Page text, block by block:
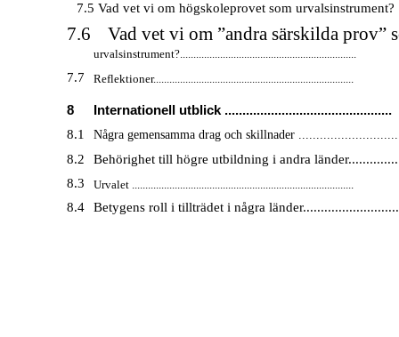
7.5 Vad vet vi om högskoleprovet som urvalsinstrument?
7.6 Vad vet vi om ”andra särskilda prov”
urvalsinstrument?..................................................................
7.7 Reflektioner...........................................................................
8 Internationell utblick ...............................................
8.1 Några gemensamma drag och skillnader
8.2
Behörighet till högre utbildning i andra
8.3
Urvalet ...................................................................................
8.4 Betygens roll i tillträdet i några